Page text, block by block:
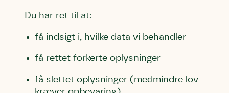
Du har ret til at:
få indsigt i, hvilke data vi behandler
få rettet forkerte oplysninger
få slettet oplysninger (medmindre lov